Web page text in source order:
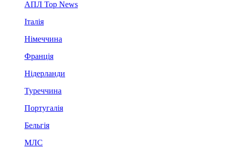
АПЛ Top News
Італія
Німеччина
Франція
Нідерланди
Туреччина
Португалія
Бельгія
МЛС